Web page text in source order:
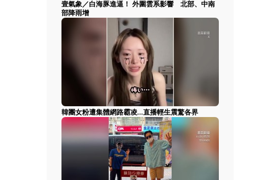
壹氣象／白海豚進逼！ 外圍雲系影響 北部、中南
部降雨增
韓團女粉遭集體網路霸凌...直播輕生震驚各界